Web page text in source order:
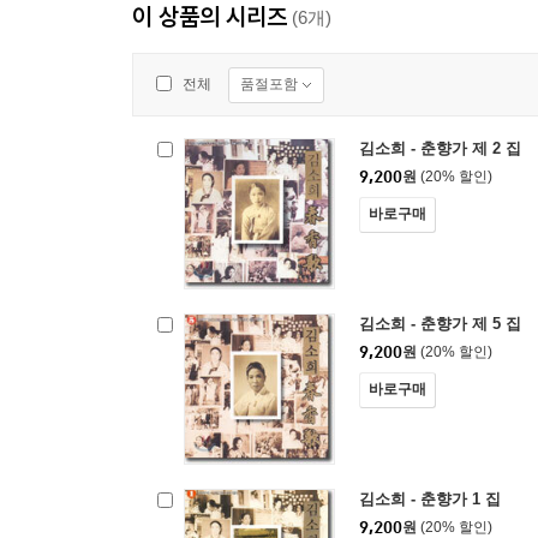
이 상품의 시리즈 (6개)
전체 품절포함
김소희 - 춘향가 제 2 집
9,200원 (20% 할인)
바로구매
김소희 - 춘향가 제 5 집
9,200원 (20% 할인)
바로구매
김소희 - 춘향가 1 집
9,200원 (20% 할인)